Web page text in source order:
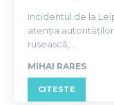
Incidentul de la
atenția
rusească,...
MIHAI RARES
CITESTE